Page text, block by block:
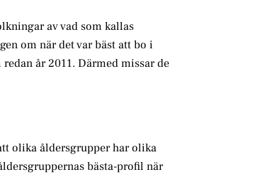
av vad som kallas
om när det var bäst att bo i
år 2011. Därmed missar de
olika åldersgrupper har olika
bästa-profil när